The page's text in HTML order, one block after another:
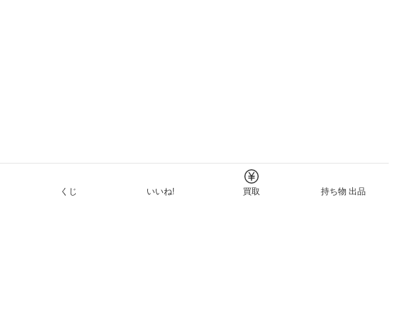
くじ いいね! 買取 持ち物 出品